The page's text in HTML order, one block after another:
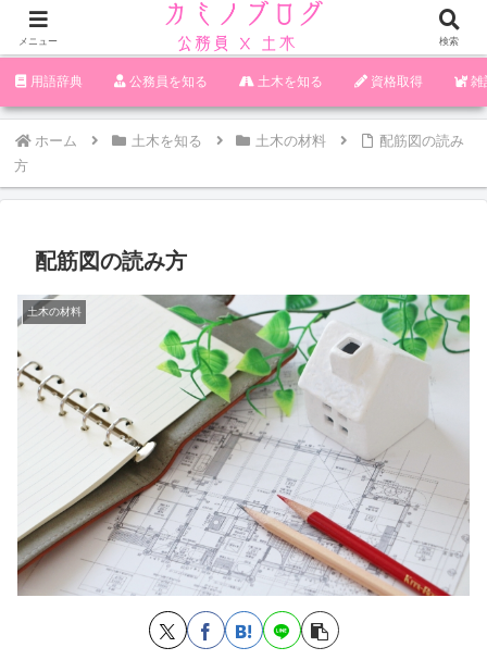
‪︎‬‪︎︎︎︎︎用語辞典 ‪︎‬‪︎︎︎︎︎公務員を知る 土木を知る 資格取得 雑
ホーム 土木を知る 土木の材料
配筋図の読み
方
配筋図の読み方
土木の材料
メニュー 検索